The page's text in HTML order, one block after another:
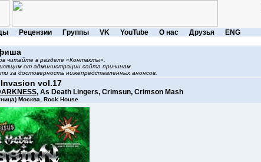
Рецензии Группы VK YouTube О нас Друзья ENG
читайте в разделе «Контакты».
от администрации сайта причинам.
за достоверность нижепредставленных анонсов.
vol.17
, As Death Lingers, Crimsun, Crimson Mash
Москва, Rock House